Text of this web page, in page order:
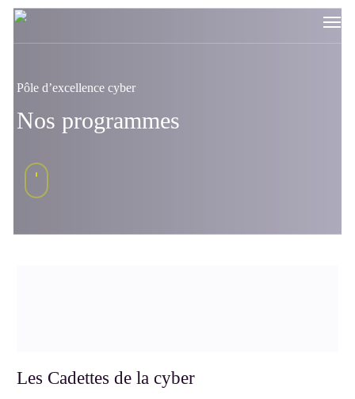
Skip
Menu
Pôle d’excellence cyber
Nos programmes
Navigate
to
next
Les Cadettes de la cyber